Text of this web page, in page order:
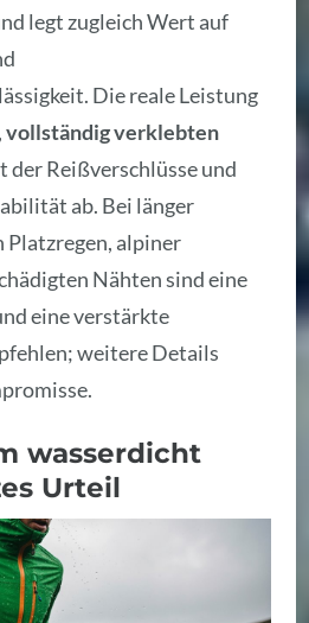
legt zugleich Wert auf
Die reale Leistung
,vollständig verklebten
der Reißverschlüsse und
ab. Bei länger
Platzregen, alpiner
Nähten sind eine
eine verstärkte
weitere Details
wasserdicht
Urteil